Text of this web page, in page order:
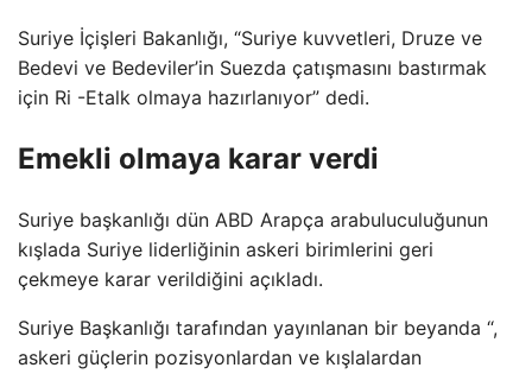
Suriye İçişleri Bakanlığı, “Suriye kuvvetleri, Druze ve
Bedevi ve Bedeviler’in Suezda çatışmasını bastırmak
için Ri -Etalk olmaya hazırlanıyor” dedi.
Emekli olmaya karar verdi
Suriye başkanlığı dün ABD Arapça arabuluculuğunun
kışlada Suriye liderliğinin askeri birimlerini geri
çekmeye karar verildiğini açıkladı.
Suriye Başkanlığı tarafından yayınlanan bir beyanda “,
askeri güçlerin pozisyonlardan ve kışlalardan